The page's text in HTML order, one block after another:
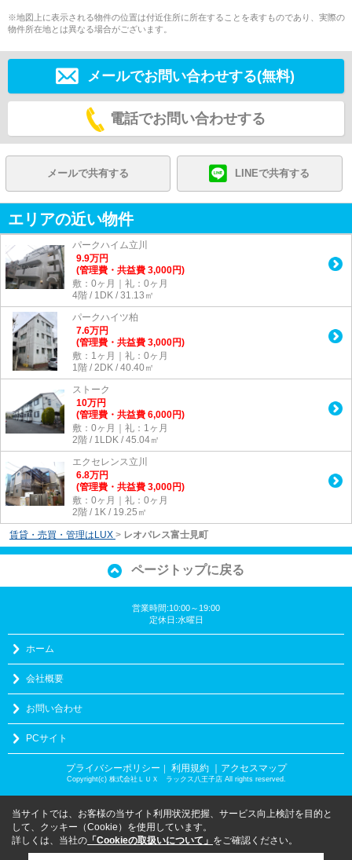
※地図上に表示される物件の位置は付近住所に所在することを表すものであり、実際の
物件所在地とは異なる場合がございます。
メールでお問い合わせする(無料)
電話でお問い合わせする
メールで共有する LINEで共有する
エリアの近い物件
パークハイム立川
9.9万円
(管理費・共益費 3,000円)
敷：0ヶ月｜礼：0ヶ月
4階 / 1DK / 31.13㎡
パークハイツ柏
7.6万円
(管理費・共益費 3,000円)
敷：1ヶ月｜礼：0ヶ月
1階 / 2DK / 40.40㎡
ストーク
10万円
(管理費・共益費 6,000円)
敷：0ヶ月｜礼：1ヶ月
2階 / 1LDK / 45.04㎡
エクセレンス立川
6.8万円
(管理費・共益費 3,000円)
敷：0ヶ月｜礼：0ヶ月
2階 / 1K / 19.25㎡
賃貸・売買・管理はLUX > レオパレス富士見町
ページトップに戻る
営業時間:10:00～19:00
定休日:水曜日
ホーム
会社概要
お問い合わせ
PCサイト
プライバシーポリシー ｜ 利用規約 ｜アクセスマップ
Copyright(c) 株式会社ＬＵＸ ラックス八王子店 All rights reserved.
当サイトでは、お客様の当サイト利用状況把握、サービス向上検討を目的と
して、クッキー（Cookie）を使用しています。
詳しくは、当社の 「Cookieの取扱いについて」 をご確認ください。